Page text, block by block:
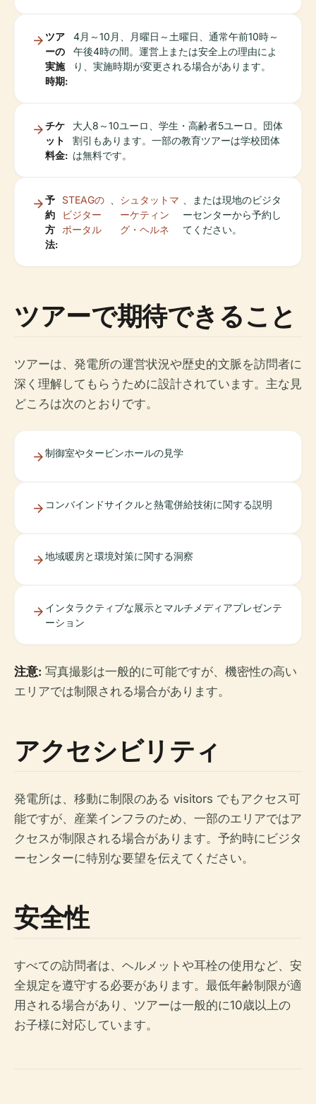
ツア
ーの
実施
時期:
4月～10月、月曜日～土曜日、通常午前10時～
午後4時の間。運営上または安全上の理由によ
り、実施時期が変更される場合があります。
チケ
ット
料金:
大人8～10ユーロ、学生・高齢者5ユーロ。団体
割引もあります。一部の教育ツアーは学校団体
は無料です。
予
約
方
法:
STEAGの
ビジター
ポータル
シュタットマ
ーケティン
グ・ヘルネ
、または現地のビジタ
ーセンターから予約し
てください。
ツアーで期待できること
ツアーは、発電所の運営状況や歴史的文脈を訪問者に
深く理解してもらうために設計されています。主な見
どころは次のとおりです。
制御室やタービンホールの見学
コンバインドサイクルと熱電併給技術に関する説明
地域暖房と環境対策に関する洞察
インタラクティブな展示とマルチメディアプレゼンテ
ーション
注意: 写真撮影は一般的に可能ですが、機密性の高い
エリアでは制限される場合があります。
アクセシビリティ
発電所は、移動に制限のある visitors でもアクセス可
能ですが、産業インフラのため、一部のエリアではア
クセスが制限される場合があります。予約時にビジタ
ーセンターに特別な要望を伝えてください。
安全性
すべての訪問者は、ヘルメットや耳栓の使用など、安
全規定を遵守する必要があります。最低年齢制限が適
用される場合があり、ツアーは一般的に10歳以上の
お子様に対応しています。